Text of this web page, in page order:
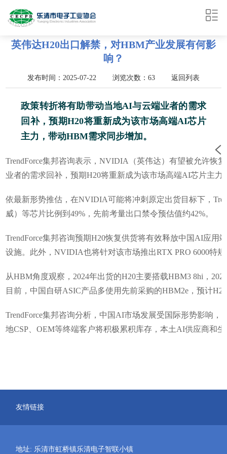
英伟达H20出口解禁，对HBM产业发展有何影
响？
发布时间：2025-07-22 浏览次数：63 返回列表
政策转折将有助带动当地AI与云端业者的需求
回补，预期H20将重新成为该市场高端AI芯片
主力，带动HBM需求同步增加。
TrendForce集邦咨询表示，NVIDIA（英伟达）有望被允许恢
业者的需求回补，预期H20将重新成为该市场高端AI芯片主
依最新形势推估，在NVIDIA可能将冲刺原定出货目标下，
威）等芯片比例到49%，先前考量出口禁令预估值约42%。
TrendForce集邦咨询预期H20恢复供货将有效释放中国AI应
设施。此外，NVIDIA也将针对该市场推出RTX PRO 6000特
从HBM角度观察，2024年出货的H20主要搭载HBM3 8hi，
目前，中国自研ASIC产品多使用先前采购的HBM2e，预计
TrendForce集邦咨询分析，中国AI市场发展受国际形势影响
地CSP、OEM等终端客户将积极累积库存，本土AI供应商和
友情链接
地址: 乐清市虹桥镇乐清电子智联小镇